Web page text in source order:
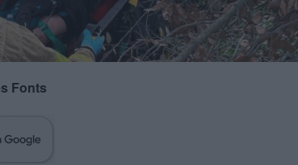
Fonts